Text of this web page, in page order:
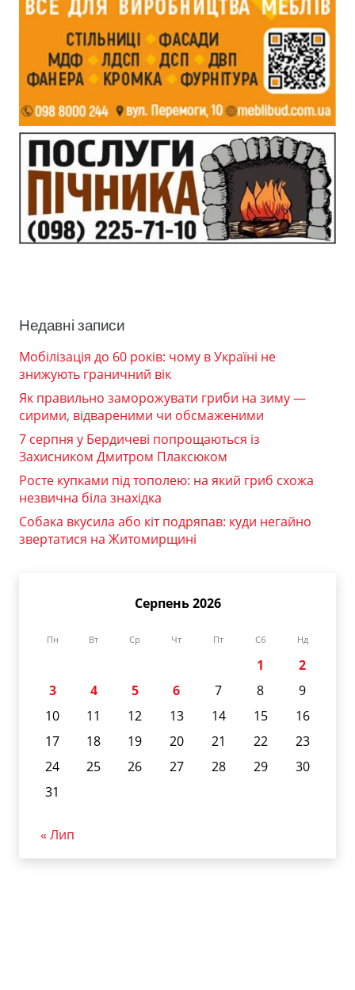
Недавні записи
Мобілізація до 60 років: чому в Україні не
знижують граничний вік
Як правильно заморожувати гриби на зиму —
сирими, відвареними чи обсмаженими
7 серпня у Бердичеві попрощаються із
Захисником Дмитром Плаксюком
Росте купками під тополею: на який гриб схожа
незвична біла знахідка
Собака вкусила або кіт подряпав: куди негайно
звертатися на Житомирщині
Серпень 2026
Пн Вт Ср Чт Пт Сб Нд
1
2
3
4 5 6 7 8
9
10
11 12 13 14 15
16
17
18 19 20 21 22
23
24
25 26 27 28 29
30
31
« Лип